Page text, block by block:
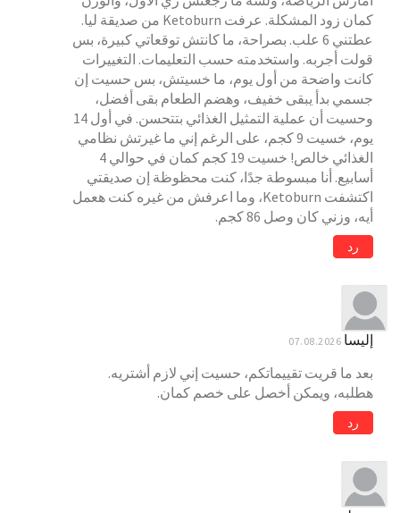
كمان زود المشكلة. عرفت Ketoburn من صديقة ليا.
عطتني 6 علب. بصراحة، ما كانتش توقعاتي كبيرة، بس
قولت أجربه. واستخدمته حسب التعليمات. التغييرات
كانت واضحة من أول يوم، ما خسيتش، بس حسيت إن
جسمي بدأ يبقى خفيف، وهضم الطعام بقى أفضل،
وحسيت أن عملية التمثيل الغذائي بتتحسن. في أول 14
يوم، خسيت 9 كجم، على الرغم إني ما غيرتش نظامي
الغذائي خالص! خسيت 19 كجم كمان في حوالي 4
أسابيع. أنا مبسوطة جدًا، كنت محظوظة إن صديقتي
اكتشفت Ketoburn، وما اعرفش من غيره كنت هعمل
أيه، وزني كان وصل 86 كجم.
رد
إليسا 07.08.2026
بعد ما قريت تقييماتكم، حسيت إني لازم أشتريه.
هطلبه، ويمكن أخصل على خصم كمان.
رد